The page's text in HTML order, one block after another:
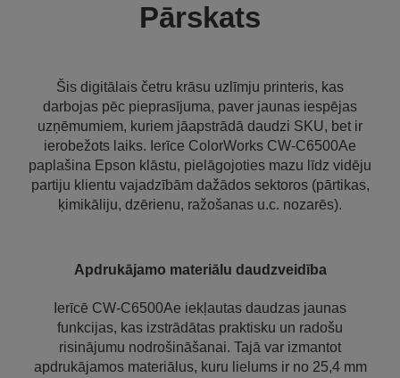
Pārskats
Šis digitālais četru krāsu uzlīmju printeris, kas
darbojas pēc pieprasījuma, paver jaunas iespējas
uzņēmumiem, kuriem jāapstrādā daudzi SKU, bet ir
ierobežots laiks. Ierīce ColorWorks CW-C6500Ae
paplašina Epson klāstu, pielāgojoties mazu līdz vidēju
partiju klientu vajadzībām dažādos sektoros (pārtikas,
ķimikāliju, dzērienu, ražošanas u.c. nozarēs).
Apdrukājamo materiālu daudzveidība
Ierīcē CW-C6500Ae iekļautas daudzas jaunas
funkcijas, kas izstrādātas praktisku un radošu
risinājumu nodrošināšanai. Tajā var izmantot
apdrukājamos materiālus, kuru lielums ir no 25,4 mm